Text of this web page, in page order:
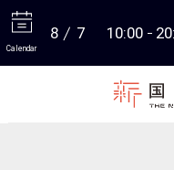
Calendar
8 7 10:00